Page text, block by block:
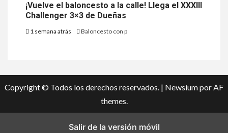
¡Vuelve el baloncesto a la calle! Llega el XXXIII
Challenger 3×3 de Dueñas
1 semana atrás Baloncesto con p
Copyright © Todos los derechos reservados. | Newsiumpor AF
themes.
Salir de la versión móvil